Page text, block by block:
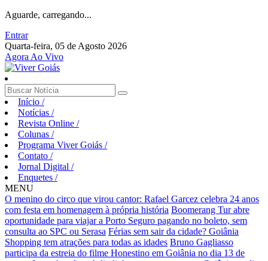
Aguarde, carregando...
Entrar
Quarta-feira, 05 de Agosto 2026
Agora Ao Vivo
Início /
Notícias /
Revista Online /
Colunas /
Programa Viver Goiás /
Contato /
Jornal Digital /
Enquetes /
MENU
O menino do circo que virou cantor: Rafael Garcez celebra 24 anos
com festa em homenagem à própria história Boomerang Tur abre
oportunidade para viajar a Porto Seguro pagando no boleto, sem
consulta ao SPC ou Serasa Férias sem sair da cidade? Goiânia
Shopping tem atrações para todas as idades Bruno Gagliasso
participa da estreia do filme Honestino em Goiânia no dia 13 de